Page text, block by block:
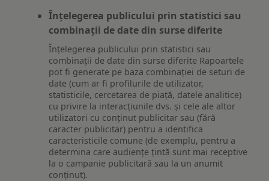
Înțelegerea publicului prin statistici sau
combinații de date din surse diferite
Înțelegerea publicului prin statistici sau
combinații de date din surse diferite Rapoartele
pot fi generate pe baza combinației de seturi de
date (cum ar fi profilurile de utilizator,
statisticile, cercetarea de piață, datele analitice)
cu privire la interacțiunile dvs. și cele ale altor
utilizatori cu conținut publicitar sau (fără
caracter publicitar) pentru a identifica
caracteristicile comune (de exemplu, pentru a
determina care audiențe țintă sunt mai receptive
la o campanie publicitară sau la un anumit
conținut).